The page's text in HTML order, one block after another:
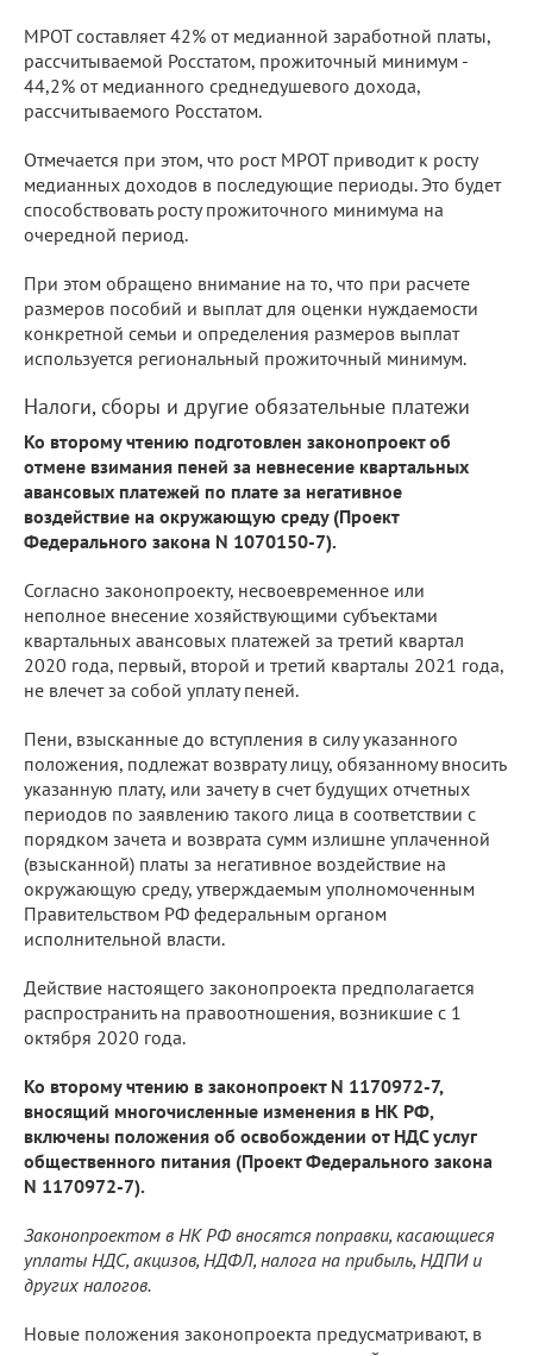
МРОТ составляет 42% от медианной заработной платы,
рассчитываемой Росстатом, прожиточный минимум -
44,2% от медианного среднедушевого дохода,
рассчитываемого Росстатом.
Отмечается при этом, что рост МРОТ приводит к росту
медианных доходов в последующие периоды. Это будет
способствовать росту прожиточного минимума на
очередной период.
При этом обращено внимание на то, что при расчете
размеров пособий и выплат для оценки нуждаемости
конкретной семьи и определения размеров выплат
используется региональный прожиточный минимум.
Налоги, сборы и другие обязательные платежи
Ко второму чтению подготовлен законопроект об
отмене взимания пеней за невнесение квартальных
авансовых платежей по плате за негативное
воздействие на окружающую среду (Проект
Федерального закона N 1070150-7).
Согласно законопроекту, несвоевременное или
неполное внесение хозяйствующими субъектами
квартальных авансовых платежей за третий квартал
2020 года, первый, второй и третий кварталы 2021 года,
не влечет за собой уплату пеней.
Пени, взысканные до вступления в силу указанного
положения, подлежат возврату лицу, обязанному вносить
указанную плату, или зачету в счет будущих отчетных
периодов по заявлению такого лица в соответствии с
порядком зачета и возврата сумм излишне уплаченной
(взысканной) платы за негативное воздействие на
окружающую среду, утверждаемым уполномоченным
Правительством РФ федеральным органом
исполнительной власти.
Действие настоящего законопроекта предполагается
распространить на правоотношения, возникшие с 1
октября 2020 года.
Ко второму чтению в законопроект N 1170972-7,
вносящий многочисленные изменения в НК РФ,
включены положения об освобождении от НДС услуг
общественного питания (Проект Федерального закона
N 1170972-7).
Законопроектом в НК РФ вносятся поправки, касающиеся
уплаты НДС, акцизов, НДФЛ, налога на прибыль, НДПИ и
других налогов.
Новые положения законопроекта предусматривают, в